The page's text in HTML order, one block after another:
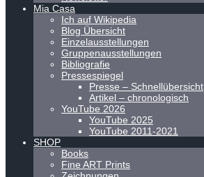
Mia Casa
Ich auf Wikipedia
Blog Übersicht
Einzelausstellungen
Gruppenausstellungen
Bibliografie
Pressespiegel
Presse – Schnellübersicht
Artikel – chronologisch
YouTube 2026
YouTube 2025
YouTube 2011-2021
SHOP
Books
Fine ART Prints